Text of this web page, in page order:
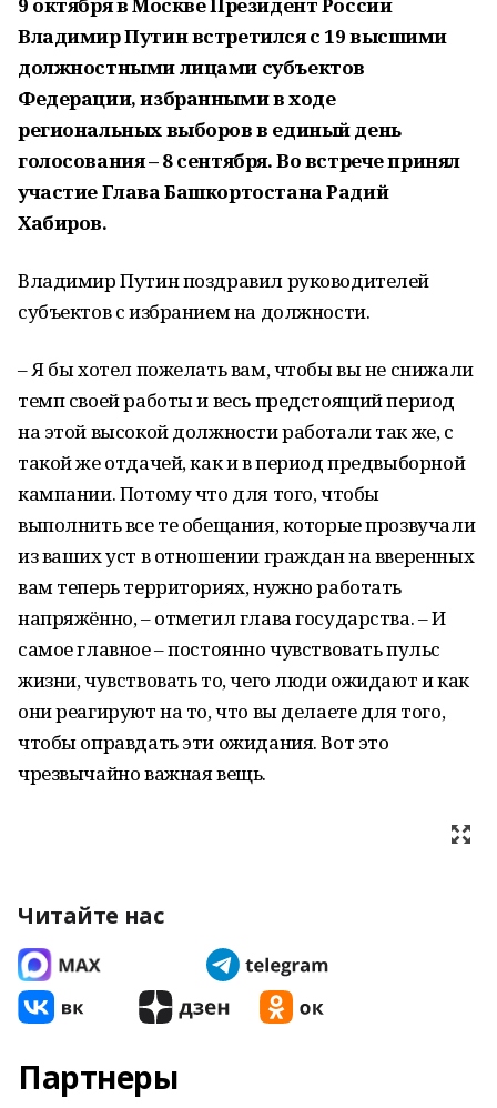
Владимир Путин встретился с 19 высшими
должностными лицами субъектов
Федерации, избранными в ходе
региональных выборов в единый день
голосования – 8 сентября. Во встрече принял
участие Глава Башкортостана Радий
Хабиров.
Владимир Путин поздравил руководителей
субъектов с избранием на должности.
– Я бы хотел пожелать вам, чтобы вы не снижали
темп своей работы и весь предстоящий период
на этой высокой должности работали так же, с
такой же отдачей, как и в период предвыборной
кампании. Потому что для того, чтобы
выполнить все те обещания, которые прозвучали
из ваших уст в отношении граждан на вверенных
вам теперь территориях, нужно работать
напряжённо, – отметил глава государства. – И
самое главное – постоянно чувствовать пульс
жизни, чувствовать то, чего люди ожидают и как
они реагируют на то, что вы делаете для того,
чтобы оправдать эти ожидания. Вот это
чрезвычайно важная вещь.
Читайте нас
Партнеры